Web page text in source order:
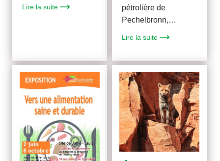
Lire la suite
pétrolière de
Pechelbronn,…
Lire la suite